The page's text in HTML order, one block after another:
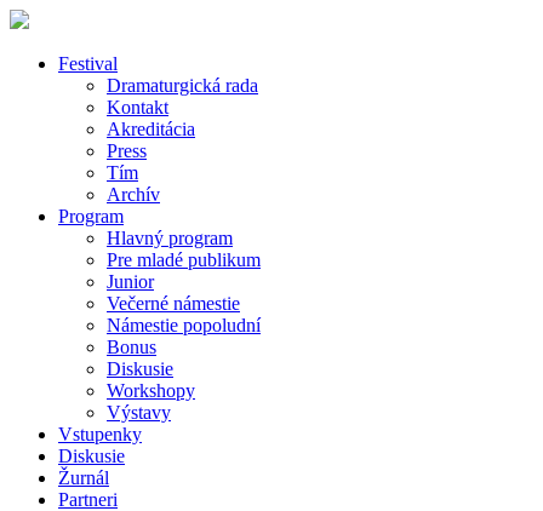
Festival
Dramaturgická rada
Kontakt
Akreditácia
Press
Tím
Archív
Program
Hlavný program
Pre mladé publikum
Junior
Večerné námestie
Námestie popoludní
Bonus
Diskusie
Workshopy
Výstavy
Vstupenky
Diskusie
Žurnál
Partneri